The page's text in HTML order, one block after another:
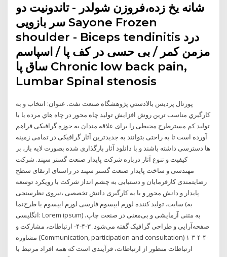
شانه یخ زده،فروزن شولدر - تاندونیت دو
سر بازویی Sayone Frozen
shoulder - Biceps tendinitis درد
مزمن کمر / بی حسی در کف پا / اسپاسم
ساق پا Chronic low back pain,
Lumbar Spinal stenosis
پورتال پرديس بالادستي پژوهشگاه صنعت نفت. عنوان: انتخاب و به
كارگيري مناسب ترين روش افزايش توليد چاه محور در چاه هاي مرده يا با
توليد كم مسترطرح محیطی را برای علاقه مندان به حوزه گرافیکی فراهم
آورده است تا به راحتی بتوانند به جدیدترین آثار گرافیکی در تمامی زمینه
ها دسترسی داشته باشند و با دانلود آثار بارگذاری شده بصورت لایه باز، بر
کیفیت و تنوع آثار درباره شرکت پایدار صنعت گستر سپند. شرکت
مهندسی و ساخت پایدار صنعت گستر سپند در راستای ارتقای سطح
رضایتمندی کارفرمایان و دستیابی به چشم انداز شرکت با رویکرد توسعه
پایدار و دانش محور و با به کارگیری دانش تخصصی ،نیروی نظرسنجی
سایت. تولید کننده لورم ایپسوم فارسی لورم ایپسوم یا طرح‌نما (به
انگلیسی: Lorem ipsum) به متنی آزمایشی و بی‌معنی در صنعت چاپ،
صفحه‌آرایی و طراحی گرافیک گفته می‌شود. ۳-۴-۴- ارتباطات، مشارکت و
مشاوره (Communication, participation and consultation) ۱-۳-۴-۴-
ارتباطات منظور از ارتباطات، فرآیندی است که همه افراد مرتبط با